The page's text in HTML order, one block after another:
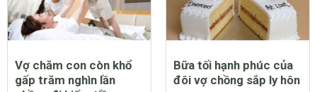
Vợ chăm con còn khổ
gấp trăm nghìn lần
Bữa tối hạnh phúc của
đôi vợ chồng sắp ly hôn